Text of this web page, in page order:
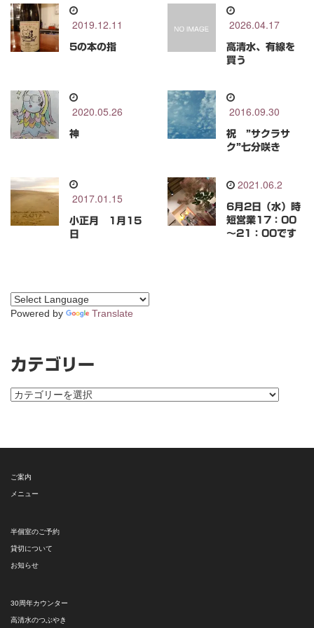
2019.12.11
5の本の指
2026.04.17
高清水、有線を
買う
2020.05.26
神
2016.09.30
祝 ”サクラサ
ク”七分咲き
2017.01.15
小正月 1月15
日
2021.06.2
6月2日（水）時
短営業17：00
～21：00です
Powered by Translate
カテゴリー
カ
ー
ご案内
メニュー
半個室のご予約
貸切について
お知らせ
30周年カウンター
高清水のつぶやき